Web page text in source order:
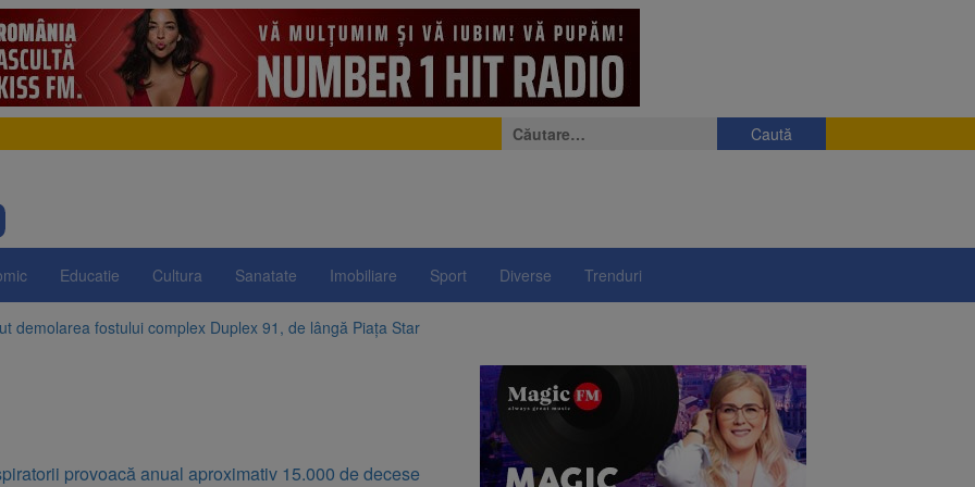
Caută
după:
Educatie Cultura Sanatate Imobiliare Sport Diverse Trenduri
demolarea fostului complex Duplex 91, de lângă Piața Star
la apelul pentru reducerea consumului de energie. Nivelul Dunării a început să crească
pentru Iluminat cere reducerea luminii pe timpul nopții, nu oprirea iluminatului public
pe DN1E Brașov – Poiana Brașov după un accident. Două persoane primesc îngrijiri
provoacă anual aproximativ 15.000 de decese